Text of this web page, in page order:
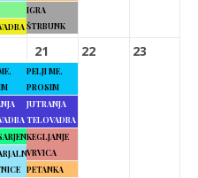
IGRA
ŠTRBUNK
21
PELJI ME,
PROSIM
JUTRANJA
TELOVADBA
KEGLJANJE
VRVICA
PETANKA
22 23